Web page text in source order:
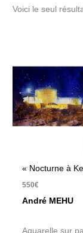
Voici le seul
« Nocturne à
550€
André MEHU
Aquarelle sur